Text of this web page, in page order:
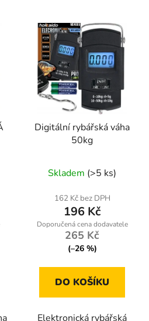
Digitální rybářská váha
50kg
Skladem (>5 ks)
162 Kč bez DPH
196 Kč
265 Kč
(–26 %)
DO KOŠÍKU
Elektronická rybářská